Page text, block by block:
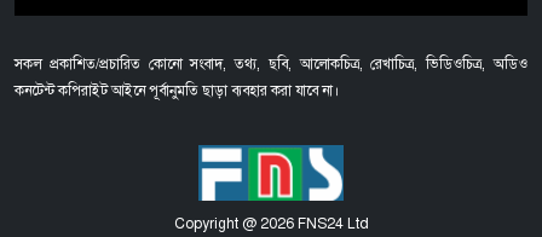
সকল প্রকাশিত/প্রচারিত কোনো সংবাদ, তথ্য, ছবি, আলোকচিত্র, রেখাচিত্র, ভিডিওচিত্র, অডিও
কনটেন্ট কপিরাইট আইনে পূর্বানুমতি ছাড়া ব্যবহার করা যাবে না।
Copyright @ 2026 FNS24 Ltd